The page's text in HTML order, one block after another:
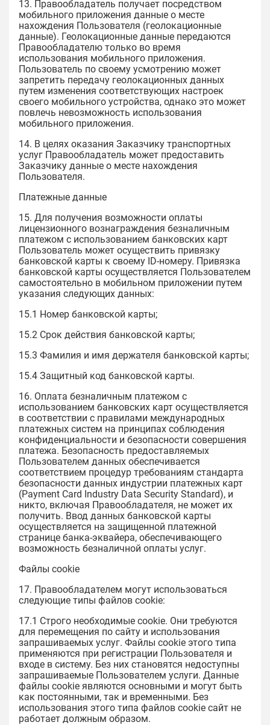
13. Правообладатель получает посредством
мобильного приложения данные о месте
нахождения Пользователя (геолокационные
данные). Геолокационные данные передаются
Правообладателю только во время
использования мобильного приложения.
Пользователь по своему усмотрению может
запретить передачу геолокационных данных
путем изменения соответствующих настроек
своего мобильного устройства, однако это может
повлечь невозможность использования
мобильного приложения.
14. В целях оказания Заказчику транспортных
услуг Правообладатель может предоставить
Заказчику данные о месте нахождения
Пользователя.
Платежные данные
15. Для получения возможности оплаты
лицензионного вознаграждения безналичным
платежом с использованием банковских карт
Пользователь может осуществить привязку
банковской карты к своему ID-номеру. Привязка
банковской карты осуществляется Пользователем
самостоятельно в мобильном приложении путем
указания следующих данных:
15.1 Номер банковской карты;
15.2 Срок действия банковской карты;
15.3 Фамилия и имя держателя банковской карты;
15.4 Защитный код банковской карты.
16. Оплата безналичным платежом с
использованием банковских карт осуществляется
в соответствии с правилами международных
платежных систем на принципах соблюдения
конфиденциальности и безопасности совершения
платежа. Безопасность предоставляемых
Пользователем данных обеспечивается
соответствием процедур требованиям стандарта
безопасности данных индустрии платежных карт
(Payment Card Industry Data Security Standard), и
никто, включая Правообладателя, не может их
получить. Ввод данных банковской карты
осуществляется на защищенной платежной
странице банка-эквайера, обеспечивающего
возможность безналичной оплаты услуг.
Файлы cookie
17. Правообладателем могут использоваться
следующие типы файлов cookie:
17.1 Строго необходимые cookie. Они требуются
для перемещения по сайту и использования
запрашиваемых услуг. Файлы cookie этого типа
применяются при регистрации Пользователя и
входе в систему. Без них становятся недоступны
запрашиваемые Пользователем услуги. Данные
файлы cookie являются основными и могут быть
как постоянными, так и временными. Без
использования этого типа файлов cookie сайт не
работает должным образом.